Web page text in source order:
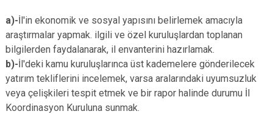
a)-İl'in ekonomik ve sosyal yapısını belirlemek amacıyla
araştırmalar yapmak. ilgili ve özel kuruluşlardan toplanan
bilgilerden faydalanarak, il envanterini hazırlamak.
b)-İl'deki kamu kuruluşlarınca üst kademelere gönderilecek
yatırım tekliflerini incelemek, varsa aralarındaki uyumsuzluk
veya çelişkileri tespit etmek ve bir rapor halinde durumu İl
Koordinasyon Kuruluna sunmak.